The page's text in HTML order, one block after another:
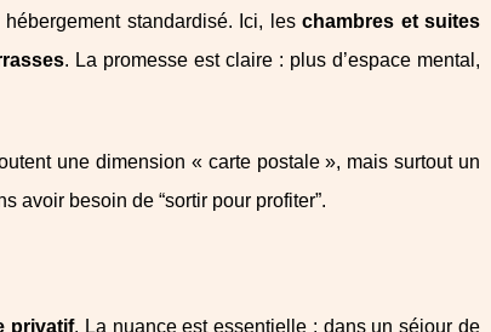
standardisé. Ici, les chambres et suites
. La promesse est claire : plus d’espace mental,
une dimension « carte postale », mais surtout un
avoir besoin de “sortir pour profiter”.
privatif. La nuance est essentielle : dans un séjour de